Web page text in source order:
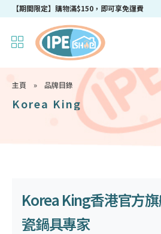
成為IPEshop會員，新會員即可獲得迎新$50購
主頁 » 品牌目錄
Korea King
Korea King香港官方
瓷鍋具專家